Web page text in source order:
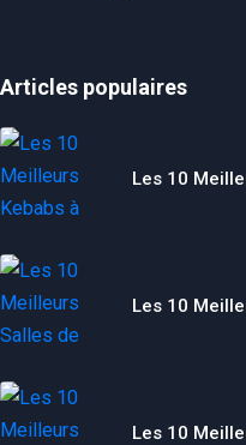
Articles populaires
Les 10
Les 10
Les 10